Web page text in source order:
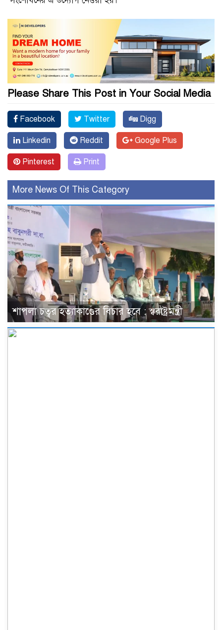
Please Share This Post in Your Social Media
Facebook Twitter Digg
Linkedin Reddit Google Plus
Pinterest Print
More News Of This Category
শাপলা চত্বর হত্যাকাণ্ডের বিচার হবে : স্বরাষ্ট্রমন্ত্রী